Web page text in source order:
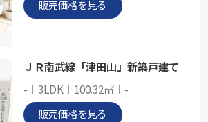
販売価格を見る
ＪＲ南武線「津田山」新築戸建て
-｜3LDK｜100.32㎡｜-
販売価格を見る